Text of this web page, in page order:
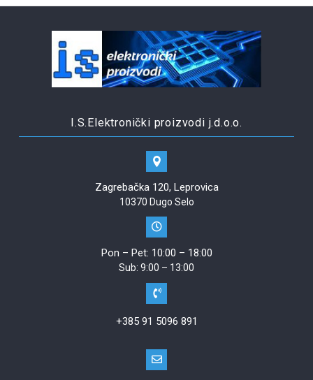
I.S.Elektronički proizvodi j.d.o.o.
Zagrebačka 120, Leprovica
10370 Dugo Selo
Pon – Pet: 10:00 – 18:00
Sub: 9:00 – 13:00
+385 91 5096 891